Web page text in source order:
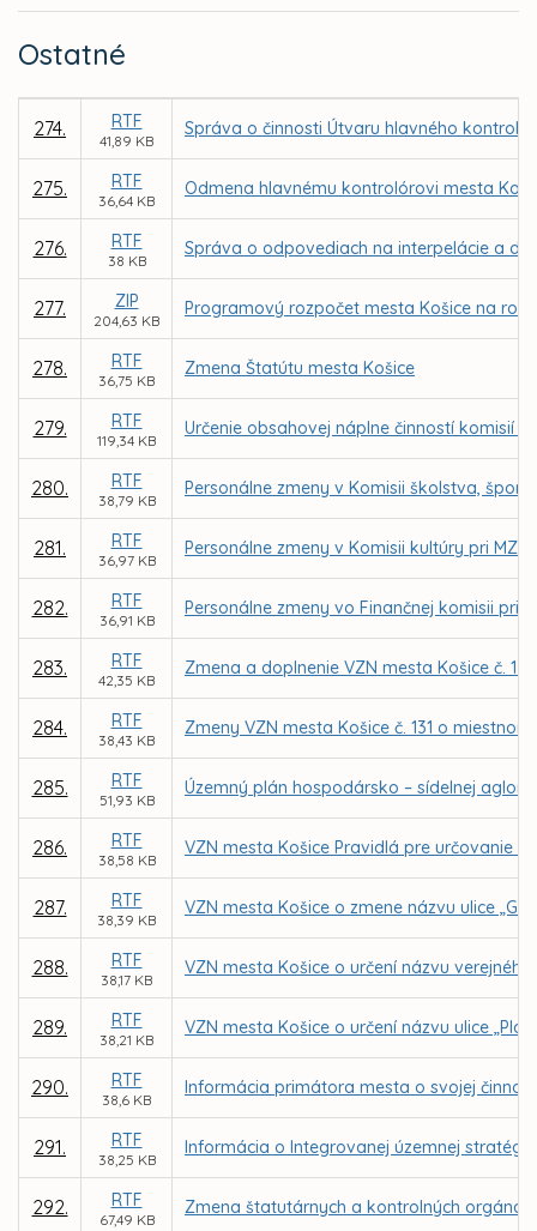
Ostatné
274. RTF
41,89 KB
Správa o činnosti Útvaru hlavného
275. RTF
36,64 KB
Odmena hlavnému kontrolórovi mesta
276. RTF
38 KB
Správa o odpovediach na interpelácie a
277. ZIP
204,63 KB
Programový rozpočet mesta Košice na roky
278. RTF
36,75 KB
Zmena Štatútu mesta Košice
279. RTF
119,34 KB
Určenie obsahovej náplne činností komisií
280. RTF
38,79 KB
Personálne zmeny v Komisii školstva,
281. RTF
36,97 KB
Personálne zmeny v Komisii kultúry pri MZ v
282. RTF
36,91 KB
Personálne zmeny vo Finančnej komisii pri
283. RTF
42,35 KB
Zmena a doplnenie VZN mesta Košice č.
284. RTF
38,43 KB
Zmeny VZN mesta Košice č. 131 o
285. RTF
51,93 KB
Územný plán hospodársko – sídelnej
286. RTF
38,58 KB
VZN mesta Košice Pravidlá pre určovanie
287. RTF
38,39 KB
VZN mesta Košice o zmene názvu ulice
288. RTF
38,17 KB
VZN mesta Košice o určení názvu
289. RTF
38,21 KB
VZN mesta Košice o určení názvu ulice
290. RTF
38,6 KB
Informácia primátora mesta o svojej
291. RTF
38,25 KB
Informácia o Integrovanej územnej
292. RTF
67,49 KB
Zmena štatutárnych a kontrolných